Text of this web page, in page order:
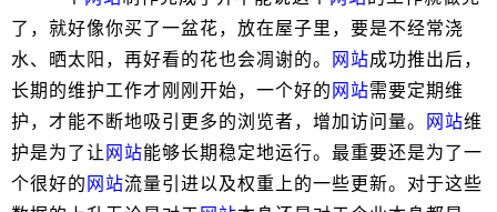
了，就好像你买了一盆花，放在屋子里，要是不经常浇
水、晒太阳，再好看的花也会凋谢的。
网站成功推出后，
长期的维护工作才刚刚开始，一个好的 网站需要定期维
护，才能不断地吸引更多的浏览者，增加访问量。
网站维
护是为了让 网站能够长期稳定地运行。最重要还是为了一
个很好的 网站流量引进以及权重上的一些更新。对于这些